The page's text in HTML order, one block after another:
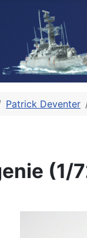
Patrick Deventer
(1/